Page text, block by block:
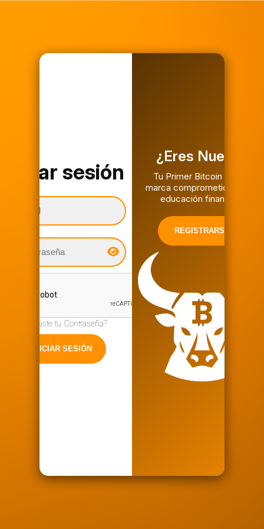
Iniciar sesión
¿Olvidaste tu Contraseña?
¿Eres Nuevo?
Tu Primer Bitcoin es una
marca comprometida con la
educación financiera
REGISTRARSE